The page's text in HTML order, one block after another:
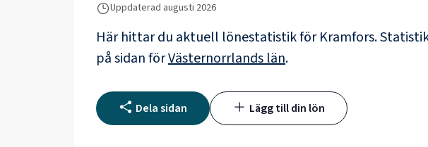
Uppdaterad augusti 2026
Här hittar du aktuell lönestatistik för Kramfors.
på sidan förVästernorrlands län.
Dela sidan Lägg till din lön